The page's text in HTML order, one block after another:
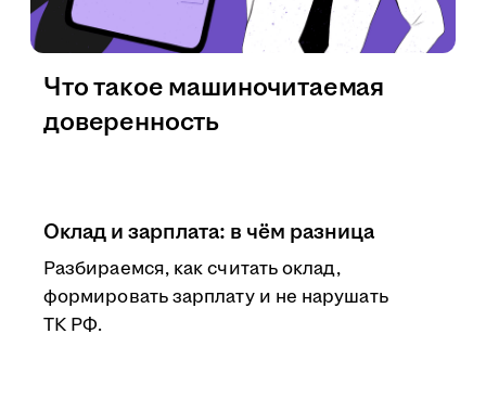
Оклад и зарплата: в чём разница
Разбираемся, как считать оклад,
формировать зарплату и не нарушать
ТК РФ.
Что такое машиночитаемая
доверенность